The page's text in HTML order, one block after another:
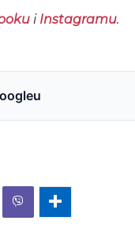
i Instagramu.